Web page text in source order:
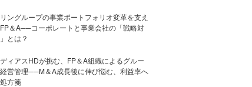
ングループの事業ポートフォリオ変革を支え
＆A──コーポレートと事業会社の「戦略対
とは？
ディアスHDが挑む、FP＆A組織によるグルー
営管理──M＆A成長後に伸び悩む、利益率へ
方箋